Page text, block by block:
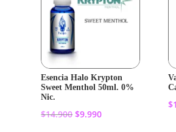
Esencia Halo Krypton
Sweet Menthol 50ml. 0%
Nic.
$14.900 El
$9.990El
$